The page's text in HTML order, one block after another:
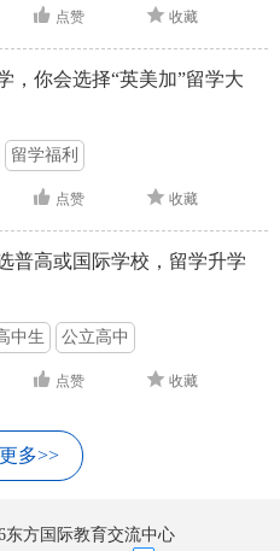
点赞 收藏
，你会选择“英美加”留学大
留学福利
点赞 收藏
普高或国际学校，留学升学
中生 公立高中
点赞 收藏
多>>
东方国际教育交流中心